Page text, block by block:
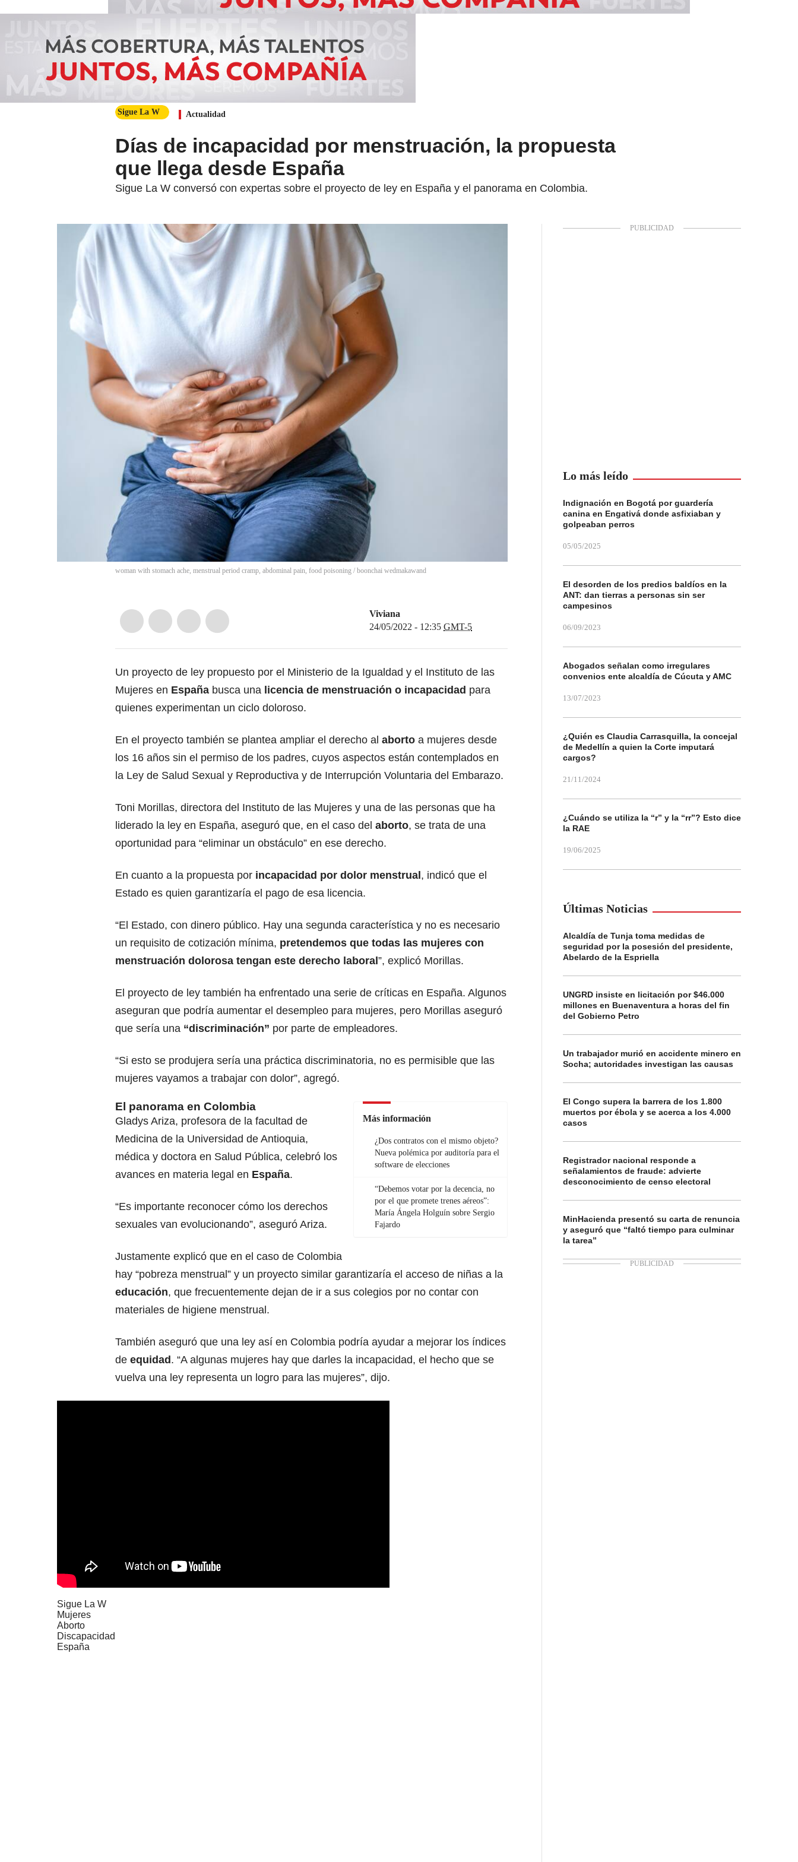
Sigue La W Actualidad
Días de incapacidad por menstruación, la propuesta
que llega desde España
Sigue La W conversó con expertas sobre el proyecto de ley en España y el panorama en Colombia.
woman with stomach ache, menstrual period cramp, abdominal pain, food poisoning / boonchai wedmakawand
Viviana
24/05/2022 - 12:35 GMT-5
Un proyecto de ley propuesto por el Ministerio de la Igualdad y el Instituto de las
Mujeres en España busca una licencia de menstruación o incapacidad para
quienes experimentan un ciclo doloroso.
En el proyecto también se plantea ampliar el derecho al aborto a mujeres desde
los 16 años sin el permiso de los padres, cuyos aspectos están contemplados en
la Ley de Salud Sexual y Reproductiva y de Interrupción Voluntaria del Embarazo.
Toni Morillas, directora del Instituto de las Mujeres y una de las personas que ha
liderado la ley en España, aseguró que, en el caso del aborto, se trata de una
oportunidad para “eliminar un obstáculo” en ese derecho.
En cuanto a la propuesta por incapacidad por dolor menstrual , indicó que el
Estado es quien garantizaría el pago de esa licencia.
“El Estado, con dinero público. Hay una segunda característica y no es necesario
un requisito de cotización mínima, pretendemos que todas las mujeres con
menstruación dolorosa tengan este derecho laboral ”, explicó Morillas.
El proyecto de ley también ha enfrentado una serie de críticas en España. Algunos
aseguran que podría aumentar el desempleo para mujeres, pero Morillas aseguró
que sería una “discriminación” por parte de empleadores.
“Si esto se produjera sería una práctica discriminatoria, no es permisible que las
mujeres vayamos a trabajar con dolor”, agregó.
Más información
¿Dos contratos con el mismo objeto?
Nueva polémica por auditoría para el
software de elecciones
“Debemos votar por la decencia, no
por el que promete trenes aéreos”:
María Ángela Holguín sobre Sergio
Fajardo
El panorama en Colombia
Gladys Ariza, profesora de la facultad de
Medicina de la Universidad de Antioquia,
médica y doctora en Salud Pública, celebró los
avances en materia legal en España.
“Es importante reconocer cómo los derechos
sexuales van evolucionando”, aseguró Ariza.
Justamente explicó que en el caso de Colombia
hay “pobreza menstrual” y un proyecto similar garantizaría el acceso de niñas a la
educación, que frecuentemente dejan de ir a sus colegios por no contar con
materiales de higiene menstrual.
También aseguró que una ley así en Colombia podría ayudar a mejorar los índices
de equidad . “A algunas mujeres hay que darles la incapacidad, el hecho que se
vuelva una ley representa un logro para las mujeres”, dijo.
Sigue La W
Mujeres
Aborto
Discapacidad
España
Lo más leído
Indignación en Bogotá por guardería
canina en Engativá donde asfixiaban y
golpeaban perros
05/05/2025
El desorden de los predios baldíos en la
ANT: dan tierras a personas sin ser
campesinos
06/09/2023
Abogados señalan como irregulares
convenios ente alcaldía de Cúcuta y AMC
13/07/2023
¿Quién es Claudia Carrasquilla, la concejal
de Medellín a quien la Corte imputará
cargos?
21/11/2024
¿Cuándo se utiliza la “r” y la “rr”? Esto dice
la RAE
19/06/2025
Últimas Noticias
Alcaldía de Tunja toma medidas de
seguridad por la posesión del presidente,
Abelardo de la Espriella
UNGRD insiste en licitación por $46.000
millones en Buenaventura a horas del fin
del Gobierno Petro
Un trabajador murió en accidente minero en
Socha; autoridades investigan las causas
El Congo supera la barrera de los 1.800
muertos por ébola y se acerca a los 4.000
casos
Registrador nacional responde a
señalamientos de fraude: advierte
desconocimiento de censo electoral
MinHacienda presentó su carta de renuncia
y aseguró que “faltó tiempo para culminar
la tarea”